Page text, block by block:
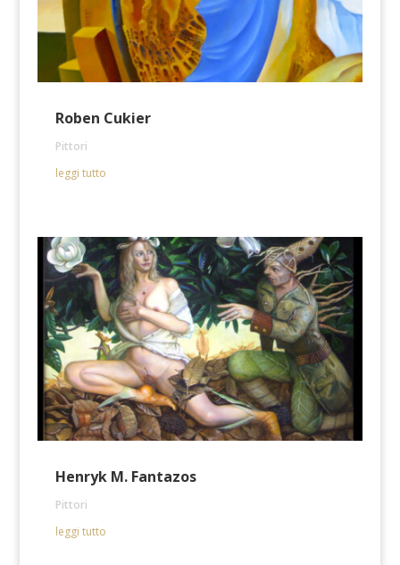
Roben Cukier
Pittori
leggi tutto
Henryk M. Fantazos
Pittori
leggi tutto